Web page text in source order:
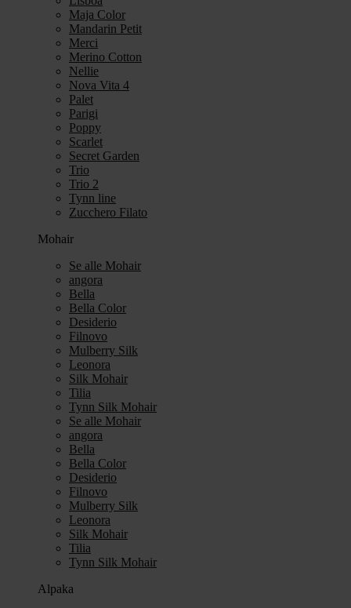
Maja Color
Mandarin Petit
Merci
Merino Cotton
Nellie
Nova Vita 4
Palet
Parigi
Poppy
Scarlet
Secret Garden
Trio
Trio 2
Tynn line
Zucchero Filato
Mohair
Se alle Mohair
angora
Bella
Bella Color
Desiderio
Filnovo
Mulberry Silk
Leonora
Silk Mohair
Tilia
Tynn Silk Mohair
Se alle Mohair
angora
Bella
Bella Color
Desiderio
Filnovo
Mulberry Silk
Leonora
Silk Mohair
Tilia
Tynn Silk Mohair
Alpaka